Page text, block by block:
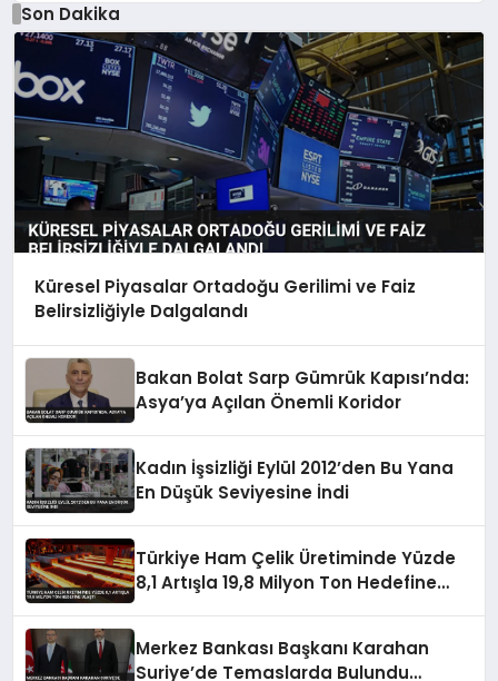
Son Dakika
Küresel Piyasalar Ortadoğu Gerilimi ve Faiz
Belirsizliğiyle Dalgalandı
Bakan Bolat Sarp Gümrük Kapısı’nda:
Asya’ya Açılan Önemli Koridor
Kadın İşsizliği Eylül 2012’den Bu Yana
En Düşük Seviyesine İndi
Türkiye Ham Çelik Üretiminde Yüzde
8,1 Artışla 19,8 Milyon Ton Hedefine
Merkez Bankası Başkanı Karahan
Suriye’de Temaslarda Bulundu